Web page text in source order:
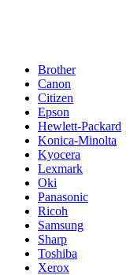
Brother
Canon
Citizen
Epson
Hewlett-Packard
Konica-Minolta
Kyocera
Lexmark
Oki
Panasonic
Ricoh
Samsung
Sharp
Toshiba
Xerox